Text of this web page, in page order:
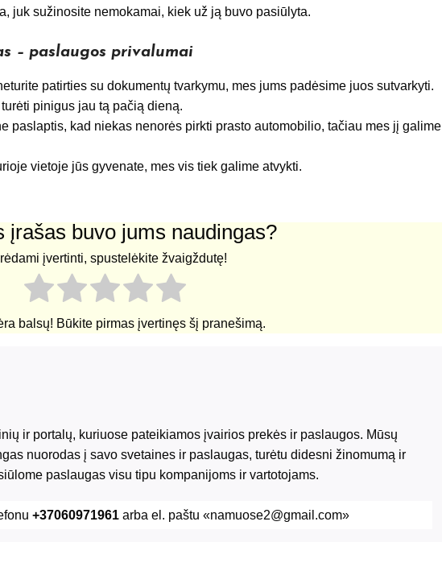
juk sužinosite nemokamai, kiek už ją buvo pasiūlyta.
– paslaugos privalumai
patirties su dokumentų tvarkymu, mes jums padėsime juos sutvarkyti.
pinigus jau tą pačią dieną.
paslaptis, kad niekas nenorės pirkti prasto automobilio, tačiau mes jį galime
vietoje jūs gyvenate, mes vis tiek galime atvykti.
įrašas buvo jums naudingas?
įvertinti, spustelėkite žvaigždutę!
balsų! Būkite pirmas įvertinęs šį pranešimą.
ir portalų, kuriuose pateikiamos įvairios prekės ir paslaugos. Mūsų
nuorodas į savo svetaines ir paslaugas, turėtu didesni žinomumą ir
paslaugas visu tipu kompanijoms ir vartotojams.
+37060971961arba el. paštu «namuose2@gmail.com»